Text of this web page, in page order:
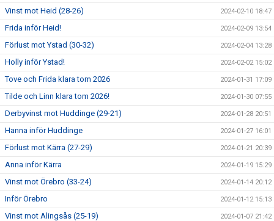
Vinst mot Heid (28-26) 2024-02-10 18:47
Frida inför Heid! 2024-02-09 13:54
Förlust mot Ystad (30-32) 2024-02-04 13:28
Holly inför Ystad! 2024-02-02 15:02
Tove och Frida klara tom 2026 2024-01-31 17:09
Tilde och Linn klara tom 2026! 2024-01-30 07:55
Derbyvinst mot Huddinge (29-21) 2024-01-28 20:51
Hanna inför Huddinge 2024-01-27 16:01
Förlust mot Kärra (27-29) 2024-01-21 20:39
Anna inför Kärra 2024-01-19 15:29
Vinst mot Örebro (33-24) 2024-01-14 20:12
Inför Örebro 2024-01-12 15:13
Vinst mot Alingsås (25-19) 2024-01-07 21:42